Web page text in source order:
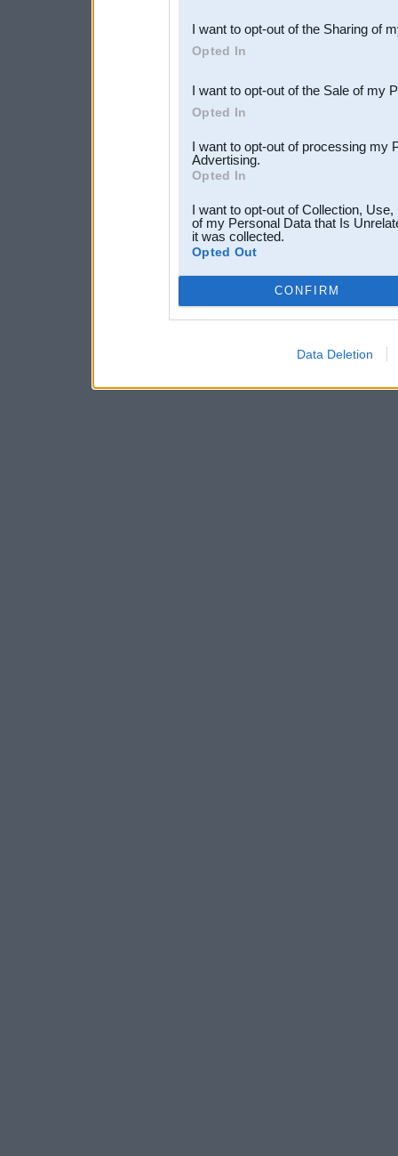
Downstream Participants
third parties.
I want to opt-out of the Sharing of
Opted In
I want to opt-out of the Sale of my
Opted In
I want to opt-out of processing my
Advertising.
Opted In
I want to opt-out of Collection,
of my Personal Data that Is
it was collected.
Opted Out
CONFIRM
Data Deletion